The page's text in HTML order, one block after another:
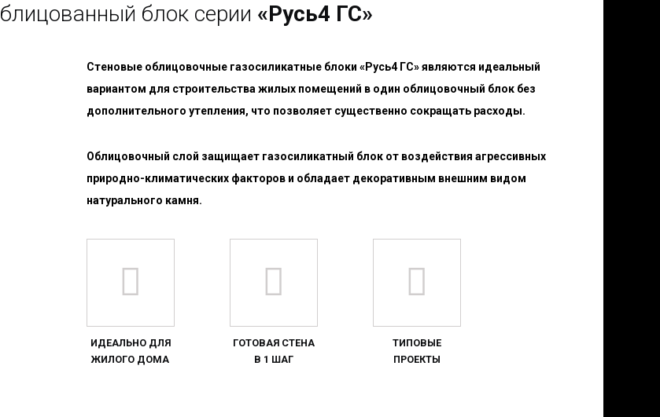
блок серии «Русь4 ГС»
Cтеновые облицовочные газосиликатные блоки «Русь4 ГС»являются идеальный
вариантом для строительства жилых помещений в один облицовочный блок без
дополнительного утепления, что позволяет существенно сокращать расходы.
Облицовочный слой защищает газосиликатный блок от воздействия агрессивных
природно-климатических факторов и обладает декоративным внешним видом
натурального камня.
ИДЕАЛЬНО ДЛЯ
ЖИЛОГО ДОМА
ГОТОВАЯ СТЕНА
В 1 ШАГ
ТИПОВЫЕ
ПРОЕКТЫ